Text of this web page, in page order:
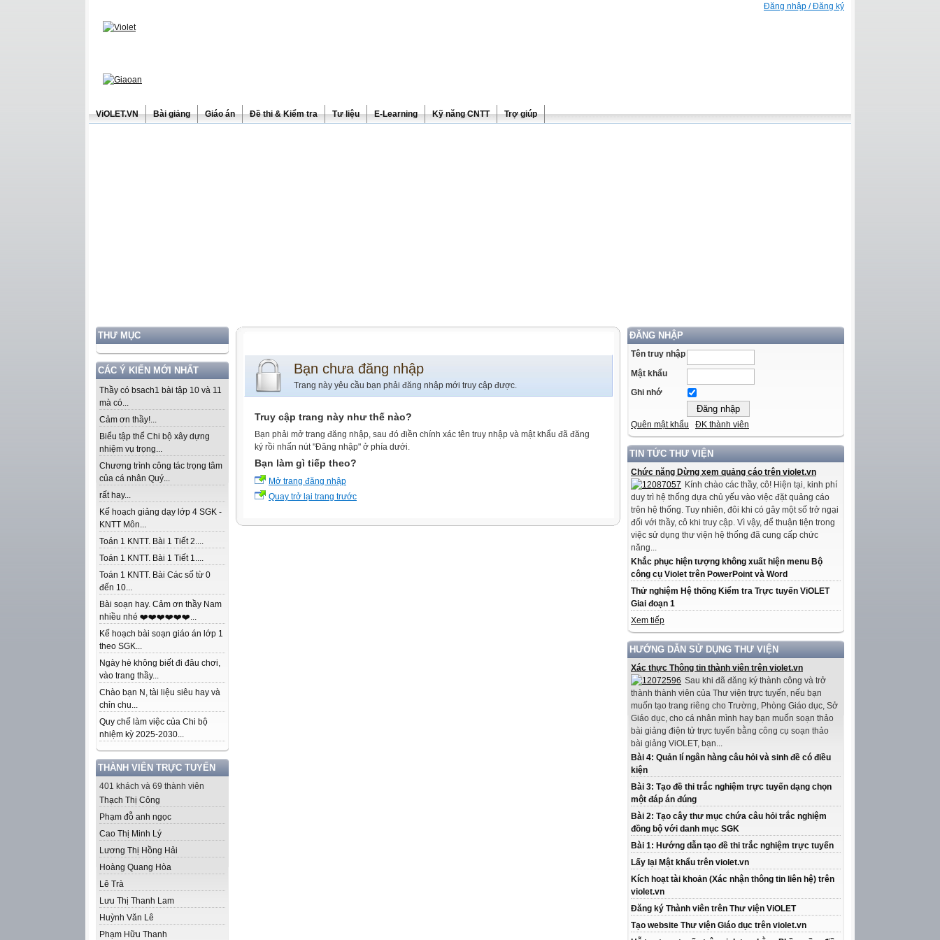
Đăng nhập / Đăng ký
ViOLET.VN Bài giảng Giáo án Đề thi & Kiểm tra Tư liệu E-Learning Kỹ năng CNTT Trợ giúp
THƯ MỤC
CÁC Ý KIẾN MỚI NHẤT
Thầy có bsach1 bài tập 10 và 11
mà có...
Cảm ơn thầy!...
Biểu tập thể Chi bộ xây dựng
nhiệm vụ trọng...
Chương trình công tác trọng tâm
của cá nhân Quý...
rất hay...
Kế hoạch giảng dạy lớp 4 SGK -
KNTT Môn...
Toán 1 KNTT. Bài 1 Tiết 2....
Toán 1 KNTT. Bài 1 Tiết 1....
Toán 1 KNTT. Bài Các số từ 0
đến 10...
Bài soạn hay. Cảm ơn thầy Nam
nhiều nhé ❤️❤️❤️❤️❤️❤️...
Kế hoạch bài soạn giáo án lớp 1
theo SGK...
Ngày hè không biết đi đâu chơi,
vào trang thầy...
Chào bạn N, tài liệu siêu hay và
chỉn chu...
Quy chế làm việc của Chi bộ
nhiệm kỳ 2025-2030...
THÀNH VIÊN TRỰC TUYẾN
401 khách và 69 thành viên
Thạch Thị Công
Phạm đỗ anh ngọc
Cao Thị Minh Lý
Lương Thị Hồng Hải
Hoàng Quang Hòa
Lê Trà
Lưu Thị Thanh Lam
Huỳnh Văn Lê
Phạm Hữu Thanh
ĐĂNG NHẬP
Tên truy nhập
Mật khẩu
Ghi nhớ
Quên mật khẩu ĐK thành viên
TIN TỨC THƯ VIỆN
Chức năng Dừng xem quảng cáo trên violet.vn
Kính chào các thầy, cô! Hiện tại, kinh phí
duy trì hệ thống dựa chủ yếu vào việc đặt quảng cáo
trên hệ thống. Tuy nhiên, đôi khi có gây một số trở ngại
đối với thầy, cô khi truy cập. Vì vậy, để thuận tiện trong
việc sử dụng thư viện hệ thống đã cung cấp chức
năng...
Khắc phục hiện tượng không xuất hiện menu Bộ
công cụ Violet trên PowerPoint và Word
Thử nghiệm Hệ thống Kiểm tra Trực tuyến ViOLET
Giai đoạn 1
Xem tiếp
HƯỚNG DẪN SỬ DỤNG THƯ VIỆN
Xác thực Thông tin thành viên trên violet.vn
Sau khi đã đăng ký thành công và trở
thành thành viên của Thư viện trực tuyến, nếu bạn
muốn tạo trang riêng cho Trường, Phòng Giáo dục, Sở
Giáo dục, cho cá nhân mình hay bạn muốn soạn thảo
bài giảng điện tử trực tuyến bằng công cụ soạn thảo
bài giảng ViOLET, bạn...
Bài 4: Quản lí ngân hàng câu hỏi và sinh đề có điều
kiện
Bài 3: Tạo đề thi trắc nghiệm trực tuyến dạng chọn
một đáp án đúng
Bài 2: Tạo cây thư mục chứa câu hỏi trắc nghiệm
đồng bộ với danh mục SGK
Bài 1: Hướng dẫn tạo đề thi trắc nghiệm trực tuyến
Lấy lại Mật khẩu trên violet.vn
Kích hoạt tài khoản (Xác nhận thông tin liên hệ) trên
violet.vn
Đăng ký Thành viên trên Thư viện ViOLET
Tạo website Thư viện Giáo dục trên violet.vn
Bạn chưa đăng nhập
Trang này yêu cầu bạn phải đăng nhập mới truy cập được.
Truy cập trang này như thế nào?
Bạn phải mở trang đăng nhập, sau đó điền chính xác tên truy nhập và mật khẩu đã đăng
ký rồi nhấn nút "Đăng nhập" ở phía dưới.
Bạn làm gì tiếp theo?
Mở trang đăng nhập
Quay trở lại trang trước